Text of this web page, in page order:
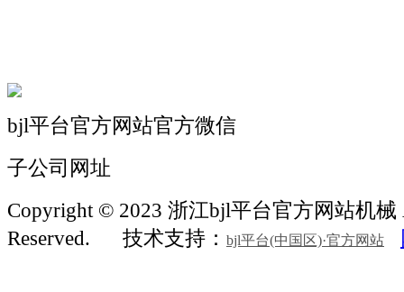
bjl平台官方网站官方微信
子公司网址
Copyright © 2023 浙江bjl平台官方网站机械
Reserved.
技术支持： bjl平台(中国区)·官方网站